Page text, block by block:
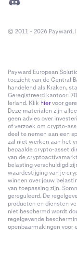
© 2011 - 2026 Payward,
Payward European
toezicht van de Central
handelend als Kraken,
Geregistreerd kantoor: 70
Ierland. Klik hiervoor
Deze materialen zijn
geen advies over
of verzoek om crypto-
deel te nemen aan een
zal niet werken aan het
bepaalde crypto-asset
van de
belasting verschuldigd
waardestijging van je
winnen over jouw
van toepassing zijn.
gereguleerd. De
producten en diensten
niet beschermd wordt
regelgevende
openbaarmakingen voor